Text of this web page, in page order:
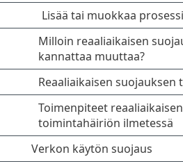
Lisää tai muokkaa
Milloin reaaliaikaisen
kannattaa muuttaa?
Reaaliaikaisen suojauksen
Toimenpiteet
toimintahäiriön ilmetessä
Verkon käytön suojaus